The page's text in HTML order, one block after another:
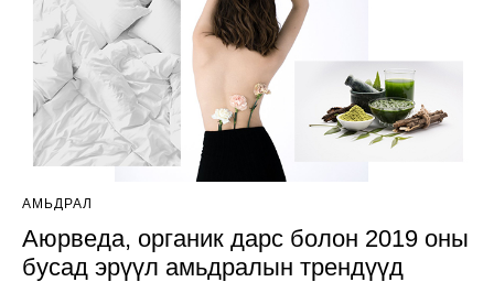
АМЬДРАЛ
Аюрведа, органик дарс болон 2019 оны
бусад эрүүл амьдралын трендүүд